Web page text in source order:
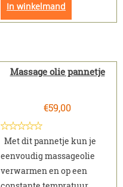
In winkelmand
Massage olie pannetje
€59,00
Met dit pannetje kun je
eenvoudig massageolie
verwarmen en op een